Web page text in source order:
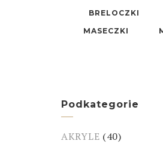
BRELOCZKI
MASECZKI
Podkategorie
AKRYLE (40)